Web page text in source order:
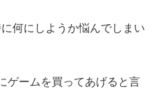
何にしようか悩んでしまい
ゲームを買ってあげると言